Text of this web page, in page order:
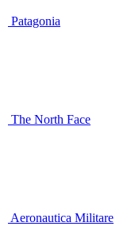
Patagonia
The North Face
Aeronautica Militare